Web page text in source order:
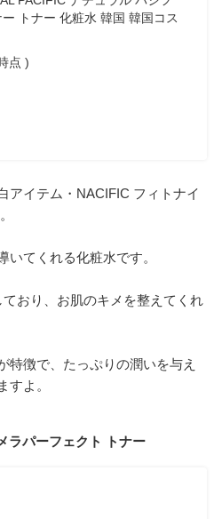
トナー 化粧水 韓国 韓国コス
点 )
アイテム・NACIFIC フィトナイ
いてくれる化粧水です。
おり、お肌のキメを整えてくれ
特徴で、たっぷりの潤いを与え
すよ。
ラパーフェクト トナー